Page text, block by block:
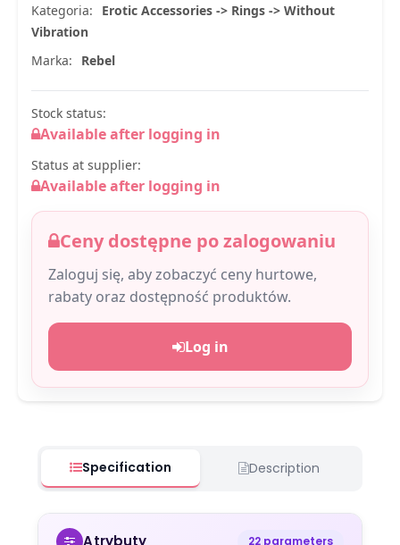
Kategoria:
Erotic Accessories -> Rings -> Without
Vibration
Marka:
Rebel
Stock status:
Available after logging in
Status at supplier:
Available after logging in
Ceny dostępne po zalogowaniu
Zaloguj się, aby zobaczyć ceny hurtowe,
rabaty oraz dostępność produktów.
Log in
Specification Description
Atrybuty 22 parameters